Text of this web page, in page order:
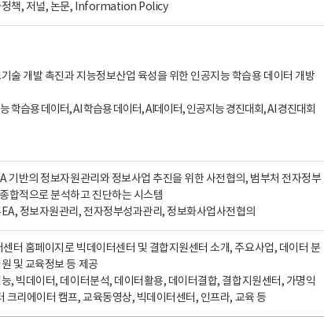
정책, 저널, 논문, Information Policy
술 개발 촉진과 지능정보산업 육성을 위한 인공지능 학습용 데이터 개방
학습용 데이터, AI 학습용 데이터, AI데이터, 인공지능 경진대회, AI 경진대회
기반의 정보자원관리와 정보사업 추진을 위한 사전협의, 범부처 전자정부
합적으로 분석하고 진단하는 시스템
정보자원관리, 전자정부성과관리, 정보화사업사전협의
터 홈페이지로 빅데이터센터 및 결합지원센터 소개, 주요사업, 데이터 분
및 교육정보 등 제공
, 빅데이터, 데이터분석, 데이터활용, 데이터결합, 결합지원센터, 가명익
크리에이터 캠프, 교육동영상, 빅데이터센터, 인프라, 교육 등